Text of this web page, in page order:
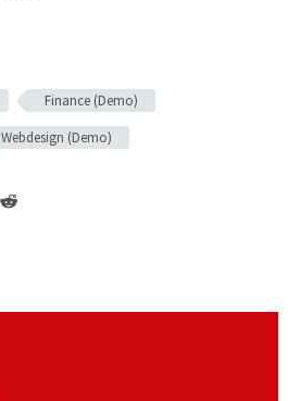
Finance (Demo)
Webdesign (Demo)